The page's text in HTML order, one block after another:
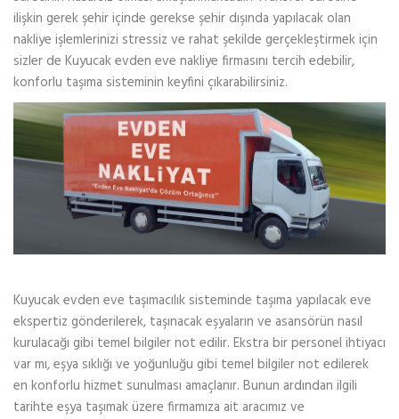
ilişkin gerek şehir içinde gerekse şehir dışında yapılacak olan
nakliye işlemlerinizi stressiz ve rahat şekilde gerçekleştirmek için
sizler de Kuyucak evden eve nakliye firmasını tercih edebilir,
konforlu taşıma sisteminin keyfini çıkarabilirsiniz.
Kuyucak evden eve taşımacılık sisteminde taşıma yapılacak eve
ekspertiz gönderilerek, taşınacak eşyaların ve asansörün nasıl
kurulacağı gibi temel bilgiler not edilir. Ekstra bir personel ihtiyacı
var mı, eşya sıklığı ve yoğunluğu gibi temel bilgiler not edilerek
en konforlu hizmet sunulması amaçlanır. Bunun ardından ilgili
tarihte eşya taşımak üzere firmamıza ait aracımız ve